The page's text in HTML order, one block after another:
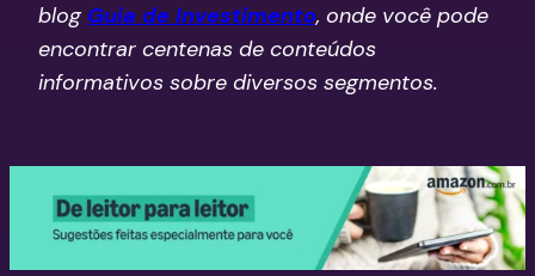
blog Guia de Investimento, onde você pode
encontrar centenas de conteúdos
informativos sobre diversos segmentos.